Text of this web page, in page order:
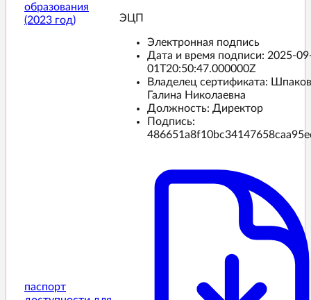
образования
(2023 год)
ЭЦП️
Электронная подпись
Дата и время подписи: 2025-
01T20:50:47.000000Z
Владелец сертификата:
Галина Николаевна
Должность: Директор
Подпись:
паспорт